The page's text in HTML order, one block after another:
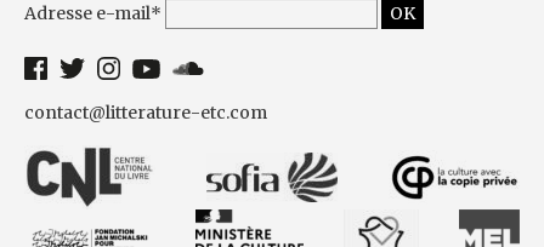
Adresse e-mail*
contact@litterature-etc.com